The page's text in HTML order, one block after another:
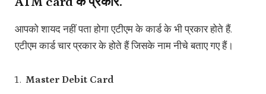
आपको शायद नहीं पता होगा एटीएम के कार्ड के भी प्रकार होते हैं.
एटीएम कार्ड चार प्रकार के होते हैं जिसके नाम नीचे बताए गए हैं।
Master Debit Card